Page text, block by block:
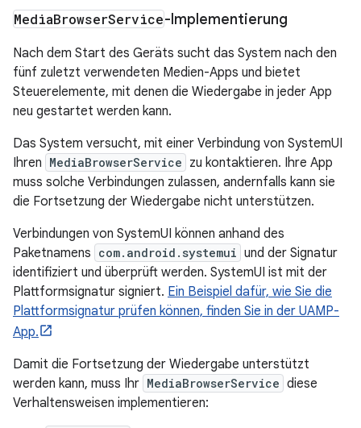
MediaBrowserService-Implementierung
Nach dem Start des Geräts sucht das System nach den
fünf zuletzt verwendeten Medien-Apps und bietet
Steuerelemente, mit denen die Wiedergabe in jeder App
neu gestartet werden kann.
Das System versucht, mit einer Verbindung von SystemUI
Ihren MediaBrowserService zu kontaktieren. Ihre App
muss solche Verbindungen zulassen, andernfalls kann sie
die Fortsetzung der Wiedergabe nicht unterstützen.
Verbindungen von SystemUI können anhand des
Paketnamens com.android.systemui und der Signatur
identifiziert und überprüft werden. SystemUI ist mit der
Plattformsignatur signiert. Ein Beispiel dafür, wie Sie die
Plattformsignatur prüfen können, finden Sie in der UAMP-
App.
Damit die Fortsetzung der Wiedergabe unterstützt
werden kann, muss Ihr MediaBrowserService diese
Verhaltensweisen implementieren: